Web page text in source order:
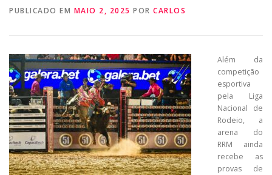
PUBLICADO EM MAIO 2, 2025 POR CARLOS
Além da
competição
esportiva
pela Liga
Nacional de
Rodeio, a
arena do
RRM ainda
recebe as
provas de